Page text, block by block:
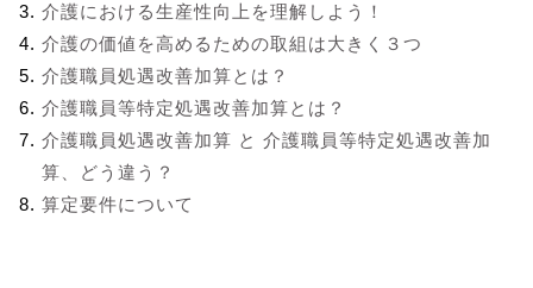
介護における生産性向上を理解しよう！
介護の価値を高めるための取組は大きく３つ
介護職員処遇改善加算とは？
介護職員等特定処遇改善加算とは？
介護職員処遇改善加算 と 介護職員等特定処遇改善加
算、どう違う？
算定要件について